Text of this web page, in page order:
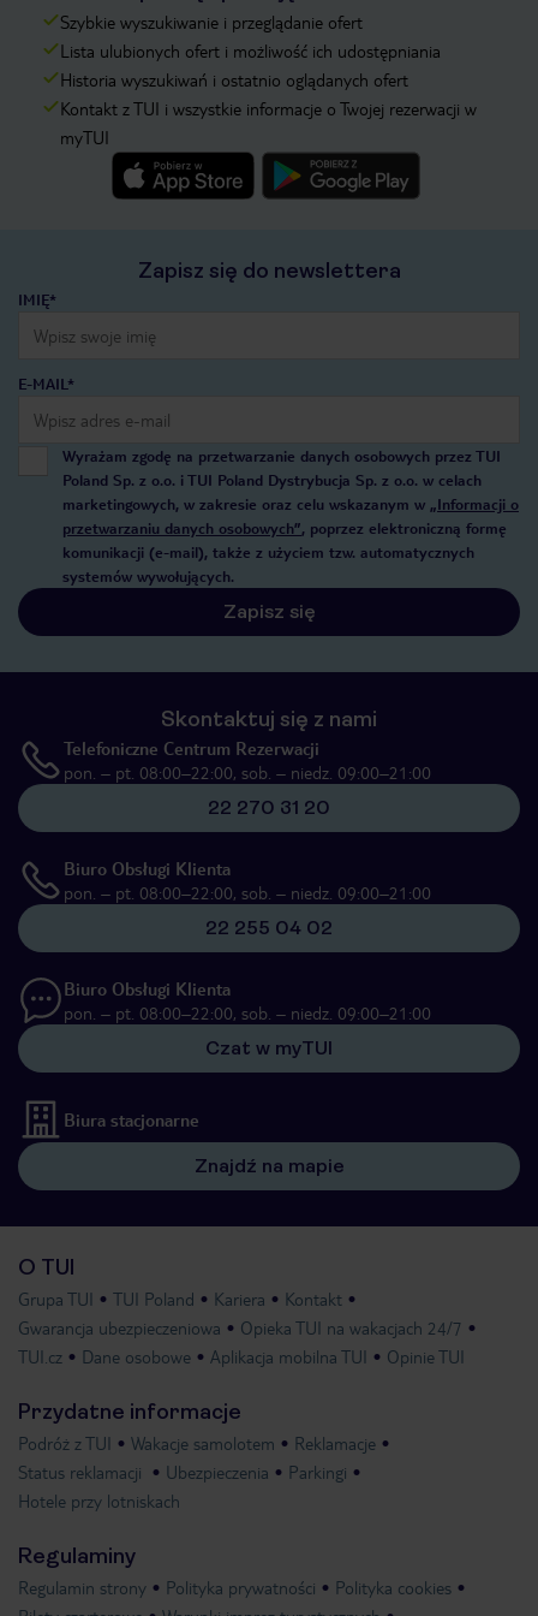
Szybkie wyszukiwanie i przeglądanie ofert
Lista ulubionych ofert i możliwość ich udostępniania
Historia wyszukiwań i ostatnio oglądanych ofert
Kontakt z TUI i wszystkie informacje o Twojej rezerwacji w
myTUI
Zapisz się do newslettera
IMIĘ*
E-MAIL*
Wyrażam zgodę na przetwarzanie danych osobowych przez TUI
Poland Sp. z o.o. i TUI Poland Dystrybucja Sp. z o.o. w celach
marketingowych, w zakresie oraz celu wskazanym w „Informacji o
przetwarzaniu danych osobowych”, poprzez elektroniczną formę
komunikacji (e-mail), także z użyciem tzw. automatycznych
systemów wywołujących.
Zapisz się
Skontaktuj się z nami
Telefoniczne Centrum Rezerwacji
pon. – pt. 08:00–22:00, sob. – niedz. 09:00–21:00
22 270 31 20
Biuro Obsługi Klienta
pon. – pt. 08:00–22:00, sob. – niedz. 09:00–21:00
22 255 04 02
Biuro Obsługi Klienta
pon. – pt. 08:00–22:00, sob. – niedz. 09:00–21:00
Czat w myTUI
Biura stacjonarne
Znajdź na mapie
O TUI
Grupa TUI TUI Poland Kariera
Kontakt
Gwarancja ubezpieczeniowa
Opieka TUI na wakacjach 24/7
TUI.cz
Dane osobowe Aplikacja mobilna TUI Opinie TUI
Przydatne informacje
Podróż z TUI Wakacje samolotem
Reklamacje
Status reklamacji
Ubezpieczenia
Parkingi
Hotele przy lotniskach
Regulaminy
Regulamin strony Polityka prywatności
Polityka cookies